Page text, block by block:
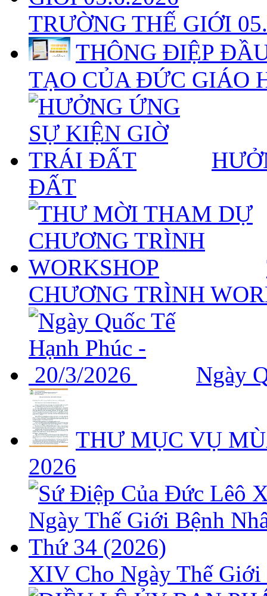
TRƯỜNG THẾ GIỚI
THÔNG ĐIỆP
TẠO CỦA ĐỨC GIÁO
ĐẤT
CHƯƠNG TRÌNH
Ngày
THƯ MỤC VỤ
2026
XIV Cho Ngày Thế Giới